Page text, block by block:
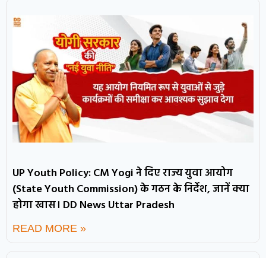
UP Youth Policy: CM Yogi ने दिए राज्य युवा आयोग
(State Youth Commission) के गठन के निर्देश, जानें क्या
होगा खास। DD News Uttar Pradesh
READ MORE »